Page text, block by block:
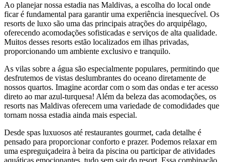
Ao planejar nossa estadia nas Maldivas, a escolha do local onde
ficar é fundamental para garantir uma experiência inesquecível. Os
resorts de luxo são uma das principais atrações do arquipélago,
oferecendo acomodações sofisticadas e serviços de alta qualidade.
Muitos desses resorts estão localizados em ilhas privadas,
proporcionando um ambiente exclusivo e tranquilo.
As vilas sobre a água são especialmente populares, permitindo que
desfrutemos de vistas deslumbrantes do oceano diretamente de
nossos quartos. Imagine acordar com o som das ondas e ter acesso
direto ao mar azul-turquesa! Além da beleza das acomodações, os
resorts nas Maldivas oferecem uma variedade de comodidades que
tornam nossa estadia ainda mais especial.
Desde spas luxuosos até restaurantes gourmet, cada detalhe é
pensado para proporcionar conforto e prazer. Podemos relaxar em
uma espreguiçadeira à beira da piscina ou participar de atividades